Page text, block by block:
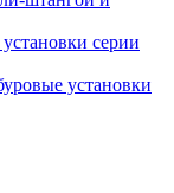
серии
установки